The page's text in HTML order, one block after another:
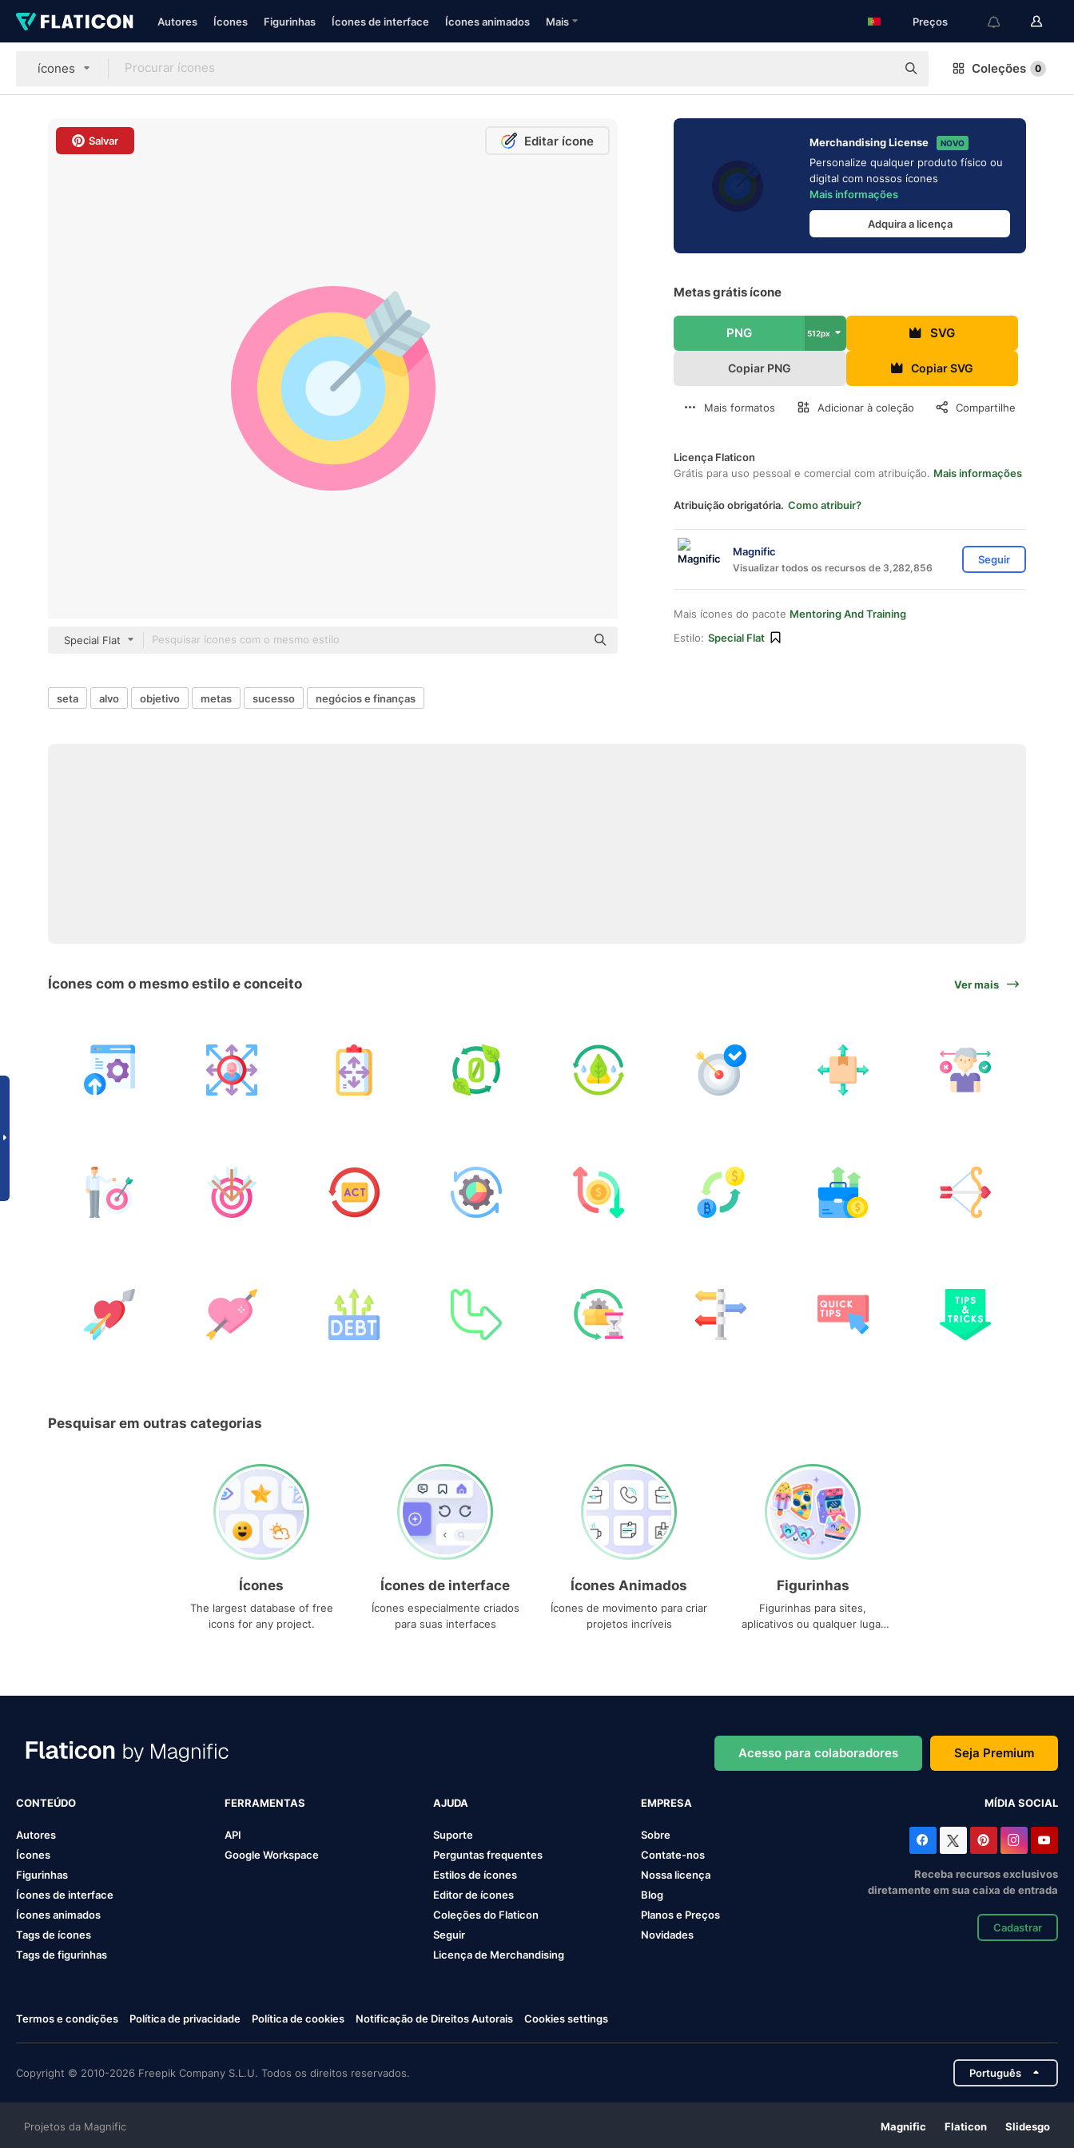
Autores Ícones Figurinhas Ícones de interface Ícones animados Mais Preços
ícones Coleções 0
Salvar Editar ícone
Special Flat
Merchandising License NOVO
Personalize qualquer produto físico ou
digital com nossos ícones
Mais informações
Adquira a licença
Metas grátis ícone
PNG 512px SVG
Copiar PNG Copiar SVG
Mais formatos Adicionar à coleção Compartilhe
Licença Flaticon
Grátis para uso pessoal e comercial com atribuição. Mais informações
Atribuição obrigatória. Como atribuir?
Magnific
Visualizar todos os recursos de 3,282,856
Seguir
Mais ícones do pacote Mentoring And Training
Estilo: Special Flat
seta alvo objetivo metas sucesso negócios e finanças
Ícones com o mesmo estilo e conceito Ver mais
Pesquisar em outras categorias
Ícones
The largest database of free
icons for any project.
Ícones de interface
Ícones especialmente criados
para suas interfaces
Ícones Animados
Ícones de movimento para criar
projetos incríveis
Figurinhas
Figurinhas para sites,
aplicativos ou qualquer lugar
Acesso para colaboradores Seja Premium
CONTEÚDO
Autores
Ícones
Figurinhas
Ícones de interface
Ícones animados
Tags de ícones
Tags de figurinhas
FERRAMENTAS
API
Google Workspace
AJUDA
Suporte
Perguntas frequentes
Estilos de ícones
Editor de ícones
Coleções do Flaticon
Seguir
Licença de Merchandising
EMPRESA
Sobre
Contate-nos
Nossa licença
Blog
Planos e Preços
Novidades
MÍDIA SOCIAL
Receba recursos exclusivos
diretamente em sua caixa de entrada
Cadastrar
Termos e condições Política de privacidade Política de cookies Notificação de Direitos Autorais Cookies settings
Copyright © 2010-2026 Freepik Company S.L.U. Todos os direitos reservados. Português
Projetos da Magnific Magnific Flaticon Slidesgo